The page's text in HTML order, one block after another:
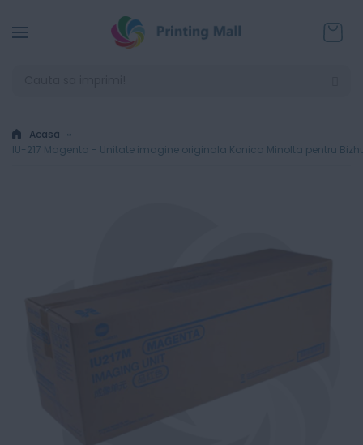
Acasă
IU-217 Magenta - Unitate imagine originala Konica Minolta pentru